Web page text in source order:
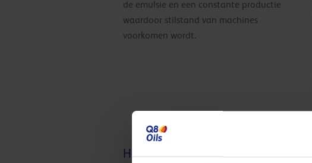
de emulsie en een constante productie
waardoor stilstand van machines
voorkomen wordt.
Het trekken van aluminiumdraad